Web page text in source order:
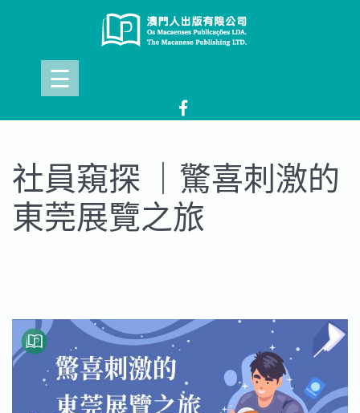
☰
社員窺探 ｜驚喜刺激的
東莞展覽之旅